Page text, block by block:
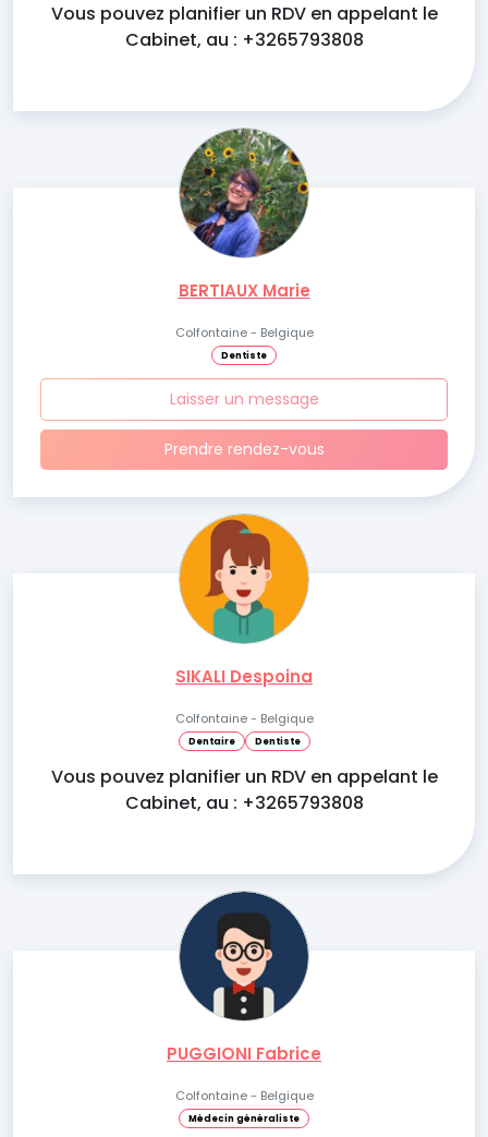
Vous pouvez planifier un RDV en appelant le
Cabinet, au : +3265793808
BERTIAUX Marie
Colfontaine - Belgique
Dentiste
Laisser un message
Prendre rendez-vous
SIKALI Despoina
Colfontaine - Belgique
Dentaire Dentiste
Vous pouvez planifier un RDV en appelant le
Cabinet, au : +3265793808
PUGGIONI Fabrice
Colfontaine - Belgique
Médecin généraliste